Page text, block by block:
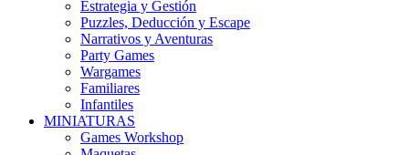
Estrategia y Gestión
Puzzles, Deducción y Escape
Narrativos y Aventuras
Party Games
Wargames
Familiares
Infantiles
MINIATURAS
Games Workshop